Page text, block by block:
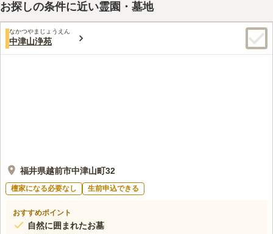
お探しの条件に近い霊園・墓地
なかつやまじょうえん
中津山浄苑
福井県越前市中津山町32
檀家になる必要なし 生前申込できる
おすすめポイント
自然に囲まれたお墓